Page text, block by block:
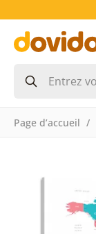
Page d’accueil